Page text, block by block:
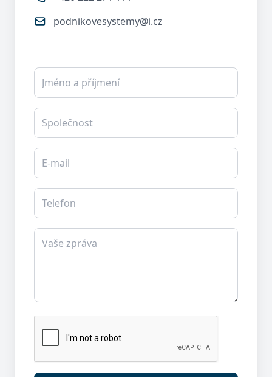
podnikovesystemy@i.cz
Kontaktní formulář
Jméno a příjmení
Společnost
E-mail
Telefon
Vaše zpráva